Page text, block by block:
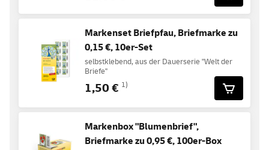
Markenset Briefpfau, Briefmarke zu
0,15 €, 10er-Set
selbstklebend, aus der Dauerserie "Welt der
Briefe"
1,50 € 1)
Markenbox "Blumenbrief",
Briefmarke zu 0,95 €, 100er-Box